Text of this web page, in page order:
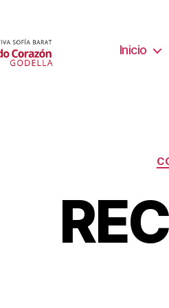
Inicio